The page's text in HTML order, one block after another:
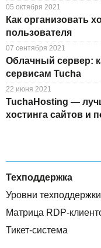
05 октября 2021
Как организовать
пользователя
07 сентября 2021
Облачный сервер:
сервисам Tucha
22 июня 2021
TuchaHosting —
хостинга сайтов и
Техподдержка
Уровни техподдержки
Матрица RDP-
Тикет-система